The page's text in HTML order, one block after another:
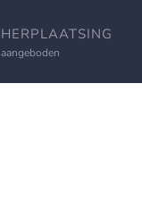
HERPLAATSING
aangeboden